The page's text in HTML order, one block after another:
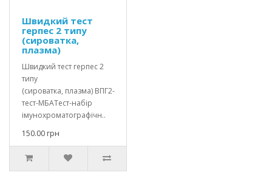
Швидкий тест
герпес 2 типу
(сироватка,
плазма)
Швидкий тест герпес 2
типу
(сироватка, плазма) ВПГ2-
тест-МБАТест-набір
імунохроматографічн..
150.00 грн